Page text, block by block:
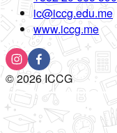
ic@iccg.edu.me
www.iccg.me
©2026ICCG